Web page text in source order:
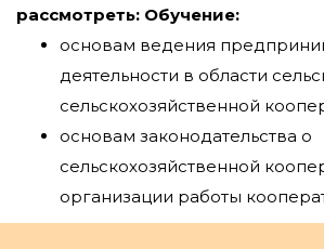
рассмотреть: Обучение:
основам ведения
деятельности в области
сельскохозяйственной
основам законодательства о
сельскохозяйственной
организации работы